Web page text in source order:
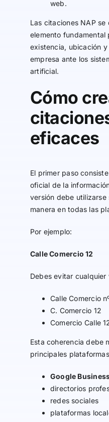
web.
Las citaciones NAP
elemento fundamental
existencia, ubicación
empresa ante los
artificial.
Cómo
eficaces
El primer paso
oficial de la
versión debe utilizarse
manera en todas las
Por ejemplo:
Calle Comercio 12
Debes evitar cualquier
Calle Comercio
C. Comercio 12
Comercio Calle
Esta coherencia debe
principales
Google
directorios
redes sociales
plataformas